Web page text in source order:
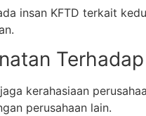
insan KFTD terkait
kerahasiaan
perusahaan lain.